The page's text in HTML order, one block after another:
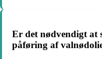
Er det nødvendigt at
påføring af